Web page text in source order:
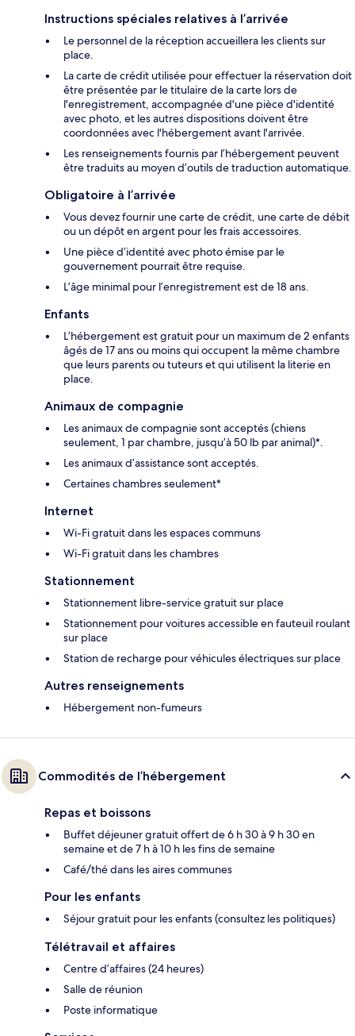
Instructions spéciales relatives à l’arrivée
Le personnel de la réception accueillera les clients sur
place.
La carte de crédit utilisée pour effectuer la réservation doit
être présentée par le titulaire de la carte lors de
l'enregistrement, accompagnée d'une pièce d'identité
avec photo, et les autres dispositions doivent être
coordonnées avec l'hébergement avant l'arrivée.
Les renseignements fournis par l’hébergement peuvent
être traduits au moyen d’outils de traduction automatique.
Obligatoire à l’arrivée
Vous devez fournir une carte de crédit, une carte de débit
ou un dépôt en argent pour les frais accessoires.
Une pièce d’identité avec photo émise par le
gouvernement pourrait être requise.
L’âge minimal pour l’enregistrement est de 18 ans.
Enfants
L’hébergement est gratuit pour un maximum de 2 enfants
âgés de 17 ans ou moins qui occupent la même chambre
que leurs parents ou tuteurs et qui utilisent la literie en
place.
Animaux de compagnie
Les animaux de compagnie sont acceptés (chiens
seulement, 1 par chambre, jusqu’à 50 lb par animal)*.
Les animaux d’assistance sont acceptés.
Certaines chambres seulement*
Internet
Wi-Fi gratuit dans les espaces communs
Wi-Fi gratuit dans les chambres
Stationnement
Stationnement libre-service gratuit sur place
Stationnement pour voitures accessible en fauteuil roulant
sur place
Station de recharge pour véhicules électriques sur place
Autres renseignements
Hébergement non-fumeurs
Commodités de l’hébergement
Repas et boissons
Buffet déjeuner gratuit offert de 6 h 30 à 9 h 30 en
semaine et de 7 h à 10 h les fins de semaine
Café/thé dans les aires communes
Pour les enfants
Séjour gratuit pour les enfants (consultez les politiques)
Télétravail et affaires
Centre d’affaires (24 heures)
Salle de réunion
Poste informatique